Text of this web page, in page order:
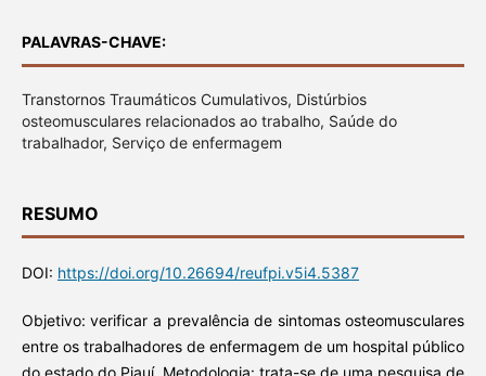
PALAVRAS-CHAVE:
Transtornos Traumáticos Cumulativos, Distúrbios
osteomusculares relacionados ao trabalho, Saúde do
trabalhador, Serviço de enfermagem
RESUMO
DOI: https://doi.org/10.26694/reufpi.v5i4.5387
Objetivo: verificar a prevalência de sintomas osteomusculares
entre os trabalhadores de enfermagem de um hospital público
do estado do Piauí. Metodologia: trata-se de uma pesquisa de